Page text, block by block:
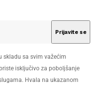
skladu sa svim važećim
isključivo za poboljšanje
Hvala na ukazanom